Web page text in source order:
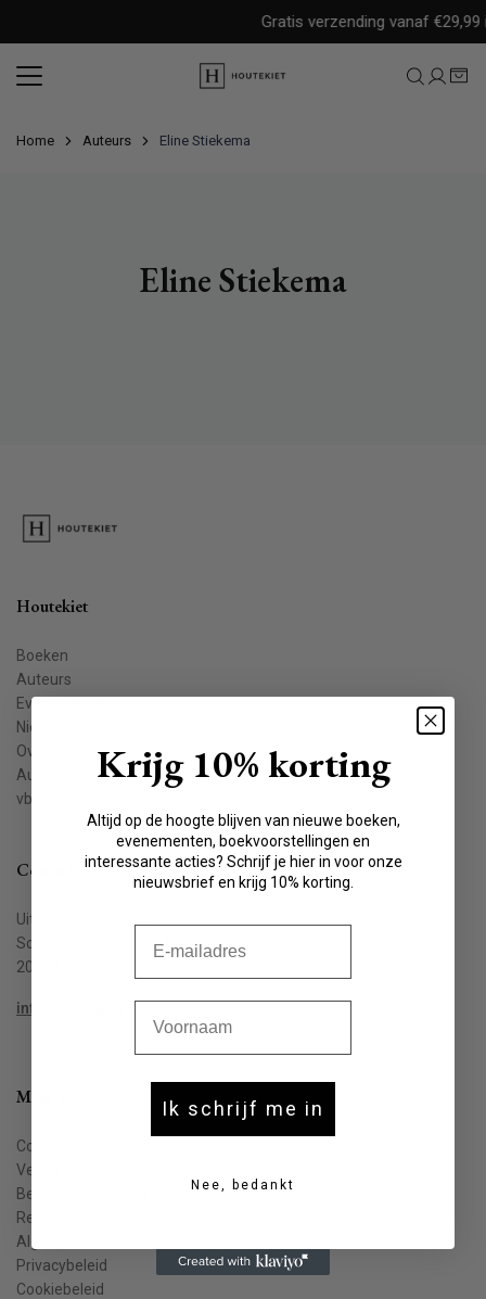
content
Gratis verzending vanaf €29,99
Home Auteurs Eline Stiekema
Eline Stiekema
Houtekiet
Boeken
Auteurs
Evenementen
Nieuws
Over ons
Auteur worden
vbkbelgie.be
Contact
Uitgeverij Houtekiet
Schaliënstraat 1, bus 11
2000 Antwerpen
info@houtekiet.be
Meer info
Contact
Veelgestelde vragen
Bestellen & leveren
Retourneren
Algemene voorwaarden
Privacybeleid
Cookiebeleid
Krijg 10% korting
Altijd op de hoogte blijven van nieuwe boeken,
evenementen, boekvoorstellingen en
interessante acties? Schrijf je hier in voor onze
nieuwsbrief en krijg 10% korting.
Ik schrijf me in
Nee, bedankt